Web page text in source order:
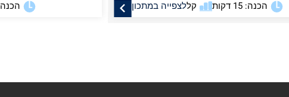
לצפייה במתכון הכנה: 15 דקות קל הכנה: 30